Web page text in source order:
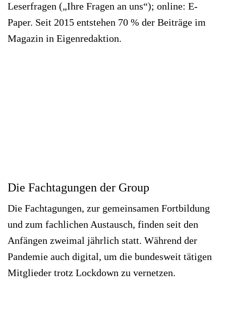
Leserfragen („Ihre Fragen an uns“); online: E-
Paper. Seit 2015 entstehen 70 % der Beiträge im
Magazin in Eigenredaktion.
Die Fachtagungen der Group
Die Fachtagungen, zur gemeinsamen Fortbildung
und zum fachlichen Austausch, finden seit den
Anfängen zweimal jährlich statt. Während der
Pandemie auch digital, um die bundesweit tätigen
Mitglieder trotz Lockdown zu vernetzen.